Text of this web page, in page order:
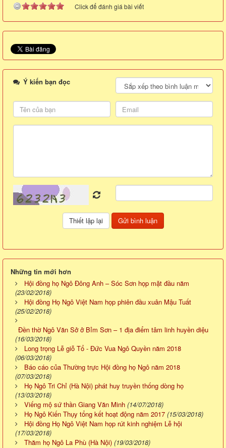
Click để đánh giá bài viết
Ý kiến bạn đọc
Những tin mới hơn
Hội đồng họ Ngô Đông Anh – Sóc Sơn họp mặt đầu năm
(23/02/2018)
Hội đồng Họ Ngô Việt Nam họp phiên đầu xuân Mậu Tuất
(25/02/2018)
Đền thờ Ngô Văn Sở ở Bỉm Sơn – 1 địa điểm tâm linh huyền diệu
(16/03/2018)
Long trọng Lễ giỗ Tổ - Đức Vua Ngô Quyền năm 2018
(06/03/2018)
Báo cáo của Thường trực Hội đồng họ Ngô năm 2018
(07/03/2018)
Họ Ngô Tri Chỉ (Hà Nội) phát huy truyền thống dòng họ
(13/03/2018)
Viếng mộ sứ thần Giang Văn Minh (14/07/2018)
Họ Ngô Kiến Thụy tổng kết hoạt động năm 2017 (15/03/2018)
Hội đồng Họ Ngô Việt Nam họp rút kinh nghiệm Lễ hội
(17/03/2018)
Thăm họ Ngô La Phù (Hà Nội) (19/03/2018)